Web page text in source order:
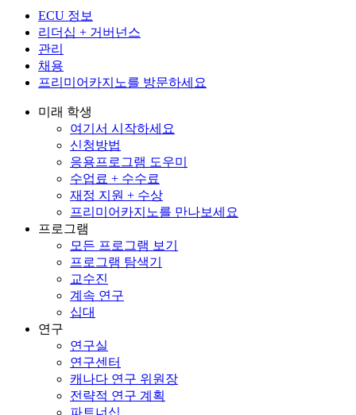
ECU 정보
리더십 + 거버넌스
관리
채용
프리미어카지노를 방문하세요
미래 학생
여기서 시작하세요
신청방법
응용프로그램 도우미
수업료 + 수수료
재정 지원 + 수상
프리미어카지노를 만나보세요
프로그램
모든 프로그램 보기
프로그램 탐색기
교수진
계속 연구
십대
연구
연구실
연구센터
캐나다 연구 위원장
전략적 연구 계획
파트너십